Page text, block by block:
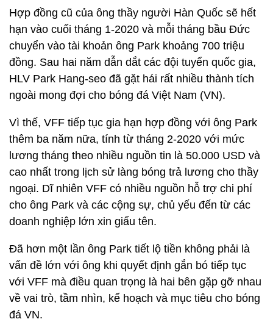
Hợp đồng cũ của ông thầy người Hàn Quốc sẽ hết
hạn vào cuối tháng 1-2020 và mỗi tháng bầu Đức
chuyển vào tài khoản ông Park khoảng 700 triệu
đồng. Sau hai năm dẫn dắt các đội tuyển quốc gia,
HLV Park Hang-seo đã gặt hái rất nhiều thành tích
ngoài mong đợi cho bóng đá Việt Nam (VN).
Vì thế, VFF tiếp tục gia hạn hợp đồng với ông Park
thêm ba năm nữa, tính từ tháng 2-2020 với mức
lương tháng theo nhiều nguồn tin là 50.000 USD và
cao nhất trong lịch sử làng bóng trả lương cho thầy
ngoại. Dĩ nhiên VFF có nhiều nguồn hỗ trợ chi phí
cho ông Park và các cộng sự, chủ yếu đến từ các
doanh nghiệp lớn xin giấu tên.
Đã hơn một lần ông Park tiết lộ tiền không phải là
vấn đề lớn với ông khi quyết định gắn bó tiếp tục
với VFF mà điều quan trọng là hai bên gặp gỡ nhau
về vai trò, tầm nhìn, kế hoạch và mục tiêu cho bóng
đá VN.